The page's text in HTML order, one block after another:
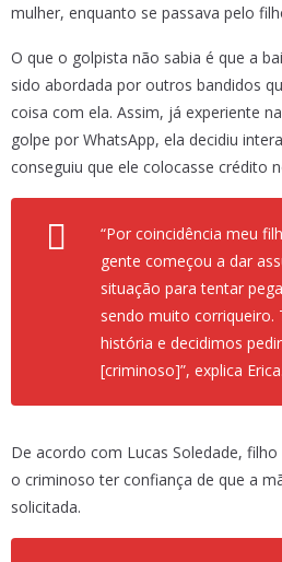
mulher, enquanto se passava pelo
O que o golpista não sabia é que a
sido abordada por outros bandidos
coisa com ela. Assim, já experiente
golpe por WhatsApp, ela decidiu
conseguiu que ele colocasse crédito
“Por coincidência meu
gente começou a dar
situação para tentar
sendo muito corriqueiro.
história e decidimos
[criminoso]”, explica Erica.
De acordo com Lucas Soledade,
o criminoso ter confiança de que a
solicitada.